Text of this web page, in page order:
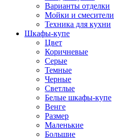
Варианты отделки
Мойки и смесители
Техника для кухни
Шкафы-купе
Цвет
Коричневые
Серые
Темные
Черные
Светлые
Белые шкафы-купе
Венге
Размер
Маленькие
Большие